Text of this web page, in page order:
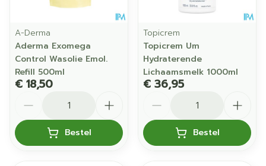
A-Derma
Aderma Exomega
Control Wasolie Emol.
Refill 500ml
€ 18,50
Bestel
Topicrem
Topicrem Um
Hydraterende
Lichaamsmelk 1000ml
€ 36,95
Bestel